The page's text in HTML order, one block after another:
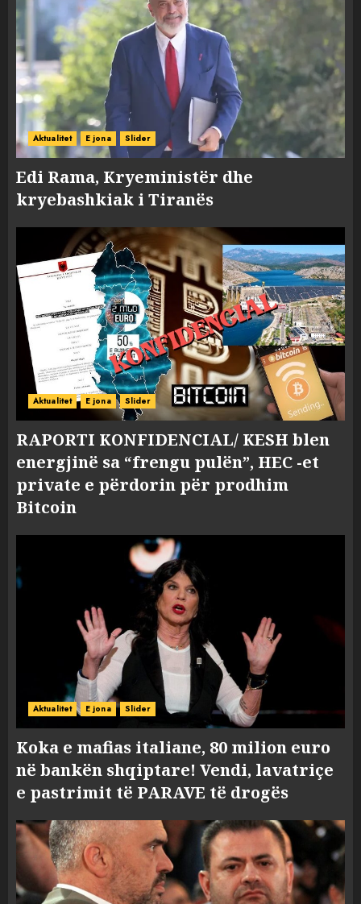
Aktualitet E jona Slider
Edi Rama, Kryeministër dhe
kryebashkiak i Tiranës
Aktualitet E jona Slider
RAPORTI KONFIDENCIAL/ KESH blen
energjinë sa “frengu pulën”, HEC -et
private e përdorin për prodhim
Bitcoin
Aktualitet E jona Slider
Koka e mafias italiane, 80 milion euro
në bankën shqiptare! Vendi, lavatriçe
e pastrimit të PARAVE të drogës